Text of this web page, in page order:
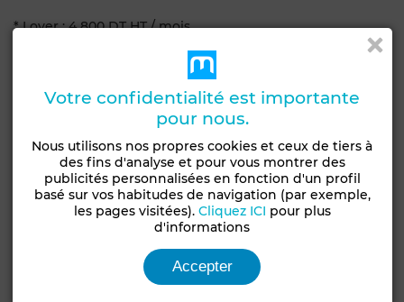
* Loyer : 4 800 DT HT / mois
* Révision annuelle du loyer : 7 %
* Caution : 3 mois
* Contrat de 5 ans renouvelable
Si vous souhaitez visiter le bien n’hésitez pas à nous
contacter
50.692.692 - 71.243.390
contact@darcomtunisia.com
Caractéristiques générales
Votre confidentialité est importante
pour nous.
Nous utilisons nos propres cookies et ceux de tiers à
des fins d'analyse et pour vous montrer des
publicités personnalisées en fonction d'un profil
basé sur vos habitudes de navigation (par exemple,
les pages visitées). Cliquez ICI pour plus
d'informations
Accepter